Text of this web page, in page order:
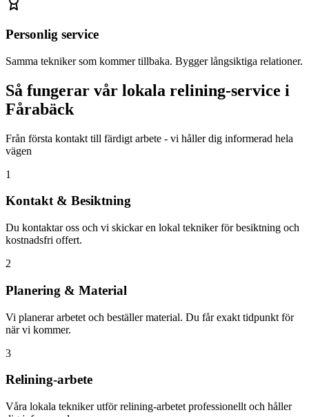
Personlig service
Samma tekniker som kommer tillbaka. Bygger långsiktiga relationer.
Så fungerar vår lokala relining-service i
Fårabäck
Från första kontakt till färdigt arbete - vi håller dig informerad hela
vägen
1
Kontakt & Besiktning
Du kontaktar oss och vi skickar en lokal tekniker för besiktning och
kostnadsfri offert.
2
Planering & Material
Vi planerar arbetet och beställer material. Du får exakt tidpunkt för
när vi kommer.
3
Relining-arbete
Våra lokala tekniker utför relining-arbetet professionellt och håller